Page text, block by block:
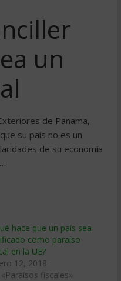
un
de Panama,
su paí­s no es un
de su economí­a
hace que un país sea
como paraíso
en la UE?
12, 2018
«Paraísos fiscales»